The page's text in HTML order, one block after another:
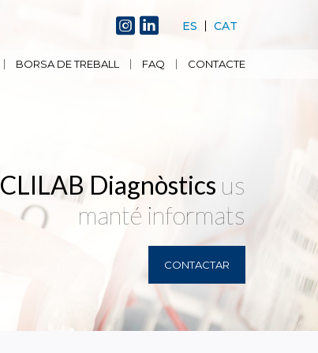
ES CAT
BORSA DE TREBALL FAQ CONTACTE
CLILAB Diagnòstics us
manté informats
CONTACTAR